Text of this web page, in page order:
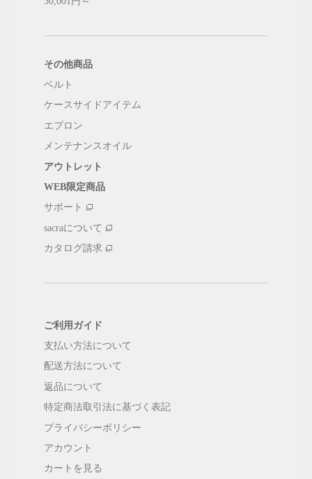
その他商品
ベルト
ケースサイドアイテム
エプロン
メンテナンスオイル
アウトレット
WEB限定商品
サポート
sacraについて
カタログ請求
ご利用ガイド
支払い方法について
配送方法について
返品について
特定商法取引法に基づく表記
プライバシーポリシー
アカウント
カートを見る